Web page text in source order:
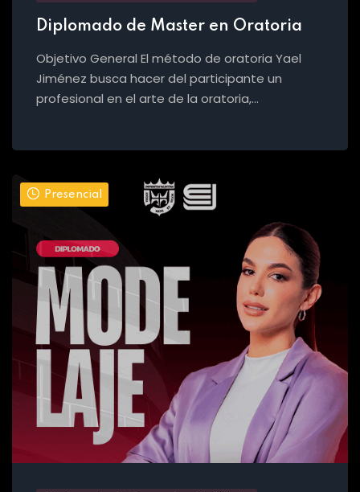
Diplomado de Master en Oratoria
Objetivo General El método de oratoria Yael
Jiménez busca hacer del participante un
profesional en el arte de la oratoria,…
Presencial